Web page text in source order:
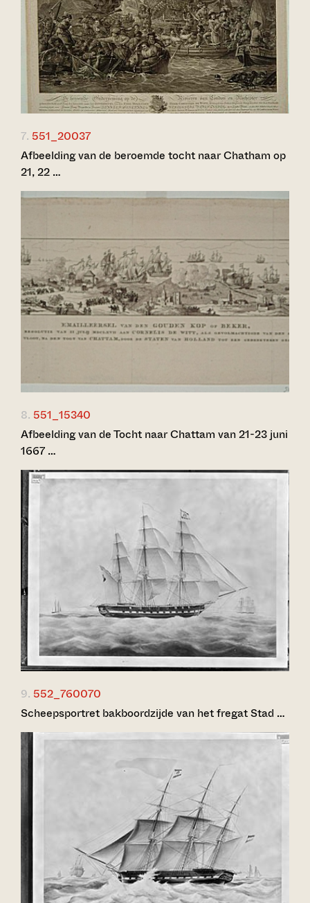
7. 551_20037
Afbeelding van de beroemde tocht naar Chatham op
21, 22 …
8. 551_15340
Afbeelding van de Tocht naar Chattam van 21-23 juni
1667 …
9. 552_760070
Scheepsportret bakboordzijde van het fregat Stad …